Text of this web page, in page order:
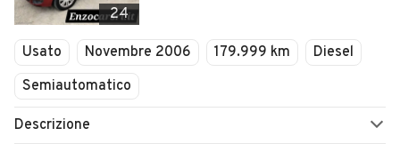
24
Usato Novembre 2006 179.999 km
Diesel
Semiautomatico
Descrizione